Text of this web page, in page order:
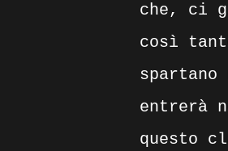
che, ci
così
spartano
entrerà
questo